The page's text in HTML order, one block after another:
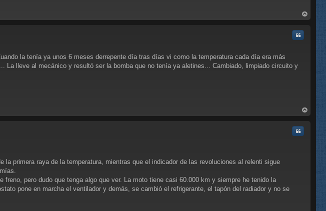
rri
ba
Citar
la tenía ya unos 6 meses derrepente día tras días vi como la temperatura cada día era más
La lleve al mecánico y resultó ser la bomba que no tenía ya aletines... Cambiado, limpiado circuito y
rri
ba
Citar
primera raya de la temperatura, mientras que el indicador de las revoluciones al relenti sigue
pero dudo que tenga algo que ver. La moto tiene casi 60.000 km y siempre he tenido la
pone en marcha el ventilador y demás, se cambió el refrigerante, el tapón del radiador y no se